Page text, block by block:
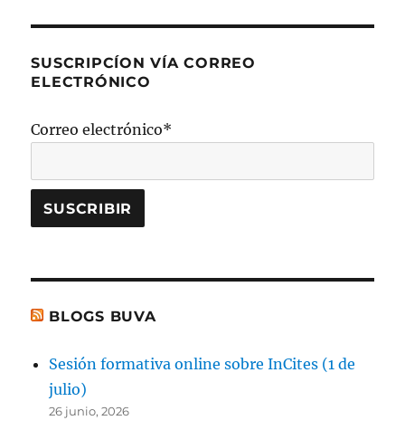
SUSCRIPCÍON VÍA CORREO
ELECTRÓNICO
Correo electrónico*
BLOGS BUVA
Sesión formativa online sobre InCites (1 de
julio)
26 junio, 2026